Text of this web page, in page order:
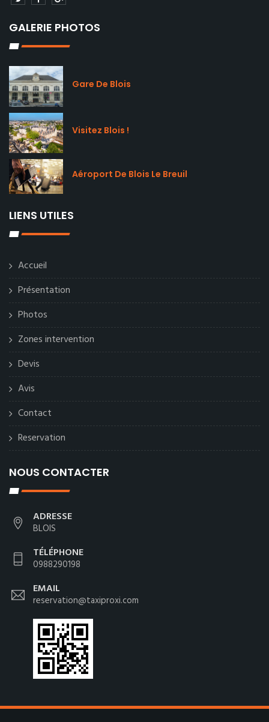
GALERIE PHOTOS
Gare De Blois
Visitez Blois !
Aéroport De Blois Le Breuil
LIENS UTILES
Accueil
Présentation
Photos
Zones intervention
Devis
Avis
Contact
Reservation
NOUS CONTACTER
ADRESSE
BLOIS
TÉLÉPHONE
0988290198
EMAIL
reservation@taxiproxi.com